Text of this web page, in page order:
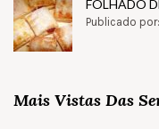
FOLHADO
Publicado
Mais Vistas Das